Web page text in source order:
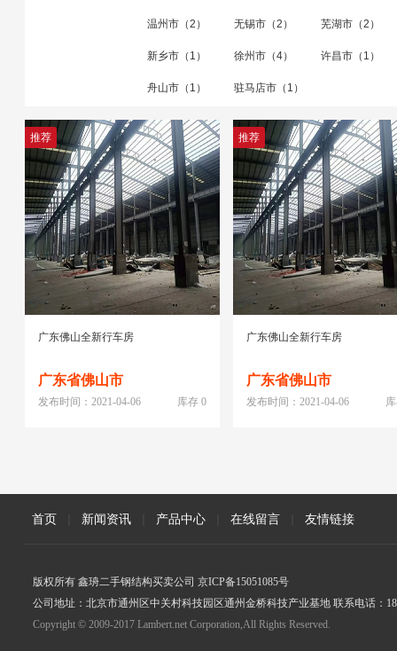
温州市（2） 无锡市（2） 芜湖市（2）
新乡市（1） 徐州市（4） 许昌市（1）
舟山市（1） 驻马店市（1）
推荐
广东佛山全新行车房
广东省佛山市
库存 0
发布时间：2021-04-06
推荐
广东佛山全新行车房
广东省佛山市
发布时间：2021-04-06
首页 新闻资讯 产品中心 在线留言 友情链接
版权所有 鑫珘二手钢结构买卖公司 京ICP备15051085号
公司地址：北京市通州区中关村科技园区通州金桥科技产业基地 联系电话：
Copyright © 2009-2017 Lambert.net Corporation,All Rights Reserved.